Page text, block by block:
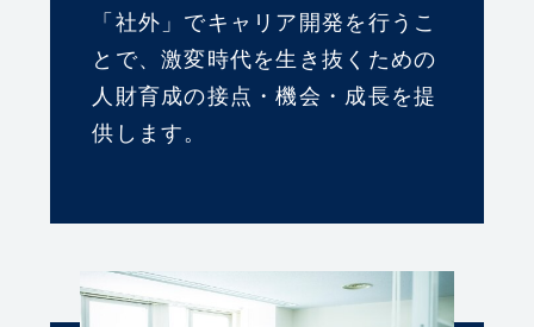
「社外」でキャリア開発を⾏うこ
とで、激変時代を⽣き抜くための
⼈財育成の接点・機会・成⻑を提
供します。